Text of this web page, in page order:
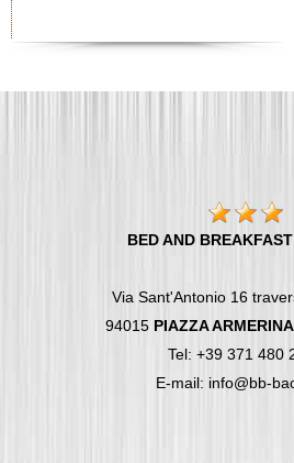
BED AND
Via Sant'Antonio 16
94015 PIAZZA ARMERINA
Tel: +39 371 480
E-mail: info@bb-